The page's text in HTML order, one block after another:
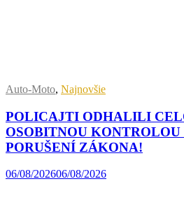
Auto-Moto, Najnovšie
POLICAJTI ODHALILI
OSOBITNOU
PORUŠENÍ ZÁKONA!
06/08/202606/08/2026